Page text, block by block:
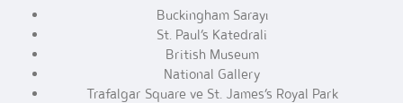
Buckingham Sarayı
St. Paul’s Katedrali
British Museum
National Gallery
Trafalgar Square ve St. James’s Royal Park